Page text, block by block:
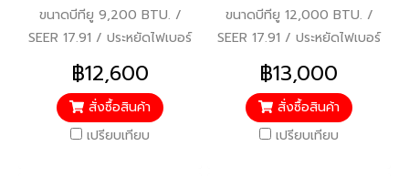
ขนาดบีทียู 9,200 BTU. /
SEER 17.91 / ประหยัดไฟเบอร์
5 / ราคารวมบริการติดตั้งแล้ว*
฿12,600
สั่งซื้อสินค้า
เปรียบเทียบ
ขนาดบีทียู 12,000 BTU. /
SEER 17.91 / ประหยัดไฟเบอร์
5 / ราคารวมบริการติดตั้งแล้ว*
฿13,000
สั่งซื้อสินค้า
เปรียบเทียบ